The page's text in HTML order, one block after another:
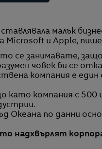
и Apple,
се занимавате,
човек би се
компания е
като компания с 500
Океана по данни
надхвърлят